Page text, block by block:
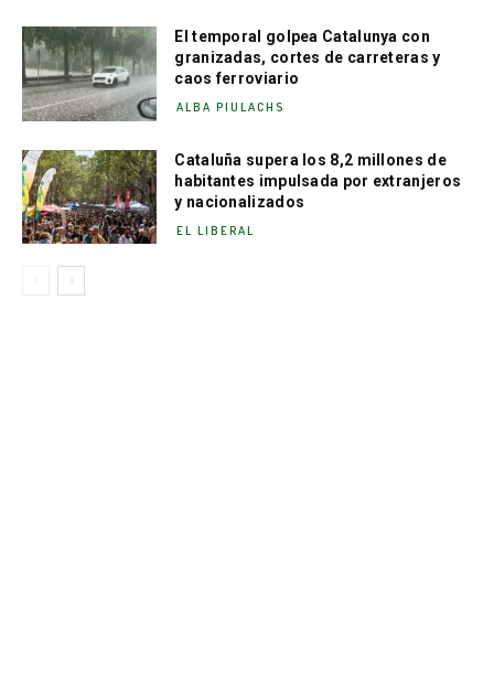
El temporal golpea Catalunya con
granizadas, cortes de carreteras y
caos ferroviario
ALBA PIULACHS
Cataluña supera los 8,2 millones de
habitantes impulsada por extranjeros
y nacionalizados
EL LIBERAL